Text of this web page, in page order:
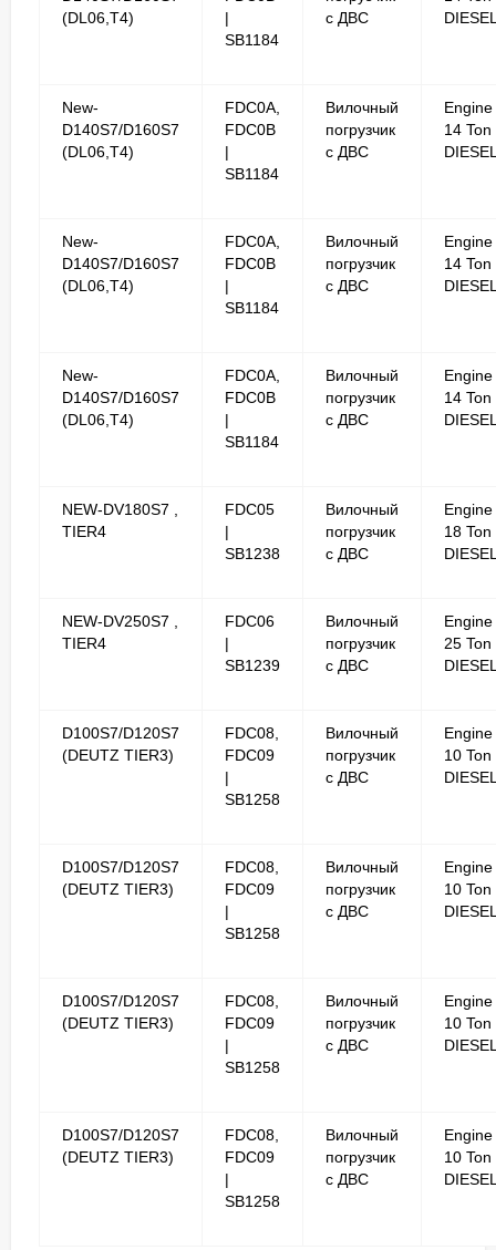
(DL06,T4)
|
SB1184
с ДВС
New-
D140S7/D160S7
(DL06,T4)
FDC0A,
FDC0B
|
SB1184
Вилочный
погрузчик
с ДВС
Engine
14 Ton
New-
D140S7/D160S7
(DL06,T4)
FDC0A,
FDC0B
|
SB1184
Вилочный
погрузчик
с ДВС
Engine
14 Ton
New-
D140S7/D160S7
(DL06,T4)
FDC0A,
FDC0B
|
SB1184
Вилочный
погрузчик
с ДВС
Engine
14 Ton
NEW-DV180S7 ,
TIER4
FDC05
|
SB1238
Вилочный
погрузчик
с ДВС
Engine
18 Ton
NEW-DV250S7 ,
TIER4
FDC06
|
SB1239
Вилочный
погрузчик
с ДВС
Engine
25 Ton
D100S7/D120S7
(DEUTZ TIER3)
FDC08,
FDC09
|
SB1258
Вилочный
погрузчик
с ДВС
Engine
10 Ton
D100S7/D120S7
(DEUTZ TIER3)
FDC08,
FDC09
|
SB1258
Вилочный
погрузчик
с ДВС
Engine
10 Ton
D100S7/D120S7
(DEUTZ TIER3)
FDC08,
FDC09
|
SB1258
Вилочный
погрузчик
с ДВС
Engine
10 Ton
D100S7/D120S7
(DEUTZ TIER3)
FDC08,
FDC09
|
SB1258
Вилочный
погрузчик
с ДВС
Engine
10 Ton